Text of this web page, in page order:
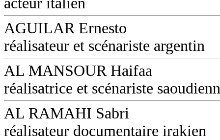
AGUILAR Ernesto
réalisateur et scénariste argentin
AL MANSOUR Haifaa
réalisatrice et scénariste
AL RAMAHI Sabri
réalisateur documentaire irakien